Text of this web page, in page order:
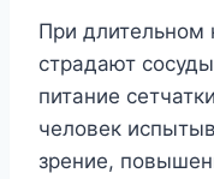
При длительном
страдают
питание
человек
зрение,